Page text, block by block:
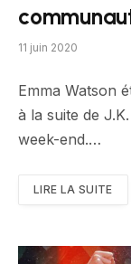
11 juin 2020
Emma Watson
à la suite de
week-end.…
LIRE LA SUITE